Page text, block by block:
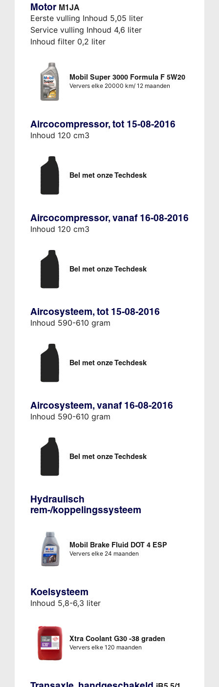
Motor M1JA
Eerste vulling Inhoud 5,05 liter
Service vulling Inhoud 4,6 liter
Inhoud filter 0,2 liter
Mobil Super 3000 Formula F 5W20
Ververs elke 20000 km/ 12 maanden
Aircocompressor, tot 15-08-2016
Inhoud 120 cm3
Bel met onze Techdesk
Aircocompressor, vanaf 16-08-2016
Inhoud 120 cm3
Bel met onze Techdesk
Aircosysteem, tot 15-08-2016
Inhoud 590-610 gram
Bel met onze Techdesk
Aircosysteem, vanaf 16-08-2016
Inhoud 590-610 gram
Bel met onze Techdesk
Hydraulisch
rem-/koppelingssysteem
Mobil Brake Fluid DOT 4 ESP
Ververs elke 24 maanden
Koelsysteem
Inhoud 5,8-6,3 liter
Xtra Coolant G30 -38 graden
Ververs elke 120 maanden